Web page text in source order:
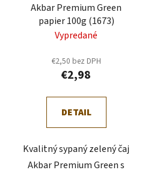
Akbar Premium Green
papier 100g (1673)
Vypredané
€2,50 bez DPH
€2,98
DETAIL
Kvalitný sypaný zelený čaj
Akbar Premium Green s